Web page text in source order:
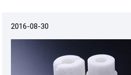
2016-08-30